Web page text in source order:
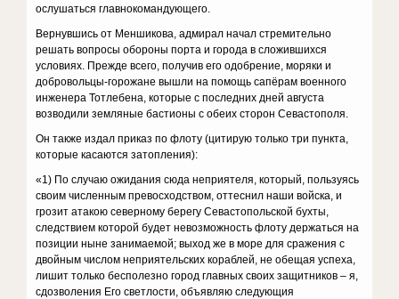
ослушаться главнокомандующего.
Вернувшись от Меншикова, адмирал начал стремительно
решать вопросы обороны порта и города в сложившихся
условиях. Прежде всего, получив его одобрение, моряки и
добровольцы-горожане вышли на помощь сапёрам военного
инженера Тотлебена, которые с последних дней августа
возводили земляные бастионы с обеих сторон Севастополя.
Он также издал приказ по флоту (цитирую только три пункта,
которые касаются затопления):
«1) По случаю ожидания сюда неприятеля, который, пользуясь
своим численным превосходством, оттеснил наши войска, и
грозит атакою северному берегу Севастопольской бухты,
следствием которой будет невозможность флоту держаться на
позиции ныне занимаемой; выход же в море для сражения с
двойным числом неприятельских кораблей, не обещая успеха,
лишит только бесполезно город главных своих защитников – я,
cдозволения Его светлости, объявляю следующия